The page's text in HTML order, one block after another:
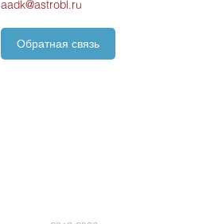
aadk@astrobl.ru
Обратная связь